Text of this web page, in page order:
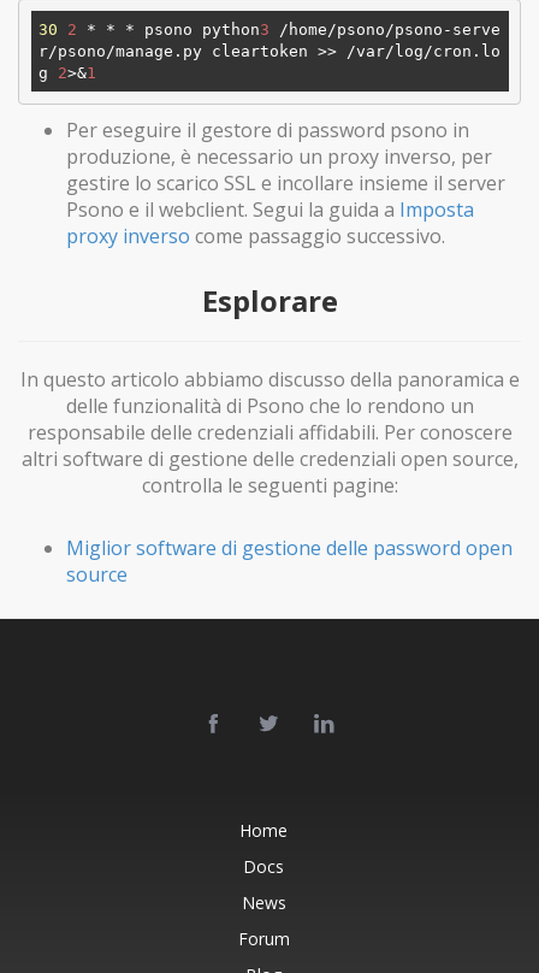
30 2 * * * psono python3 /home/psono/psono-serve
r/psono/manage.py cleartoken >> /var/log/cron.lo
g 2>&1
Per eseguire il gestore di password psono in
produzione, è necessario un proxy inverso, per
gestire lo scarico SSL e incollare insieme il server
Psono e il webclient. Segui la guida a Imposta
proxy inverso come passaggio successivo.
Esplorare
In questo articolo abbiamo discusso della panoramica e
delle funzionalità di Psono che lo rendono un
responsabile delle credenziali affidabili. Per conoscere
altri software di gestione delle credenziali open source,
controlla le seguenti pagine:
Miglior software di gestione delle password open
source
Home
Docs
News
Forum